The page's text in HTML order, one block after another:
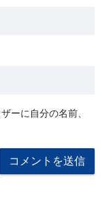
ーに自分の名前、